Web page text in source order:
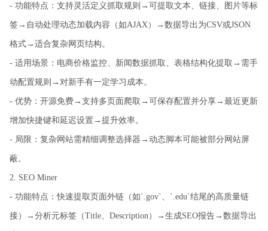
- 功能特点：支持灵活定义抓取规则→可提取文本、链接、图片等标
签→自动处理动态加载内容（如AJAX）→数据导出为CSV或JSON
格式→适合复杂网页结构。
- 适用场景：电商价格监控、新闻数据抓取、表格结构化提取→需手
动配置规则→对新手有一定学习成本。
- 优势：开源免费→支持多页面爬取→可保存配置并分享→最近更新
增加快捷键和延迟设置→提升效率。
- 局限：复杂网站需精细调整选择器→动态脚本可能被部分网站屏
蔽。
2. SEO Miner
- 功能特点：快速提取页面外链（如`.gov`、`.edu`结尾的高质量链
接）→分析元标签（Title、Description）→生成SEO报告→数据导出